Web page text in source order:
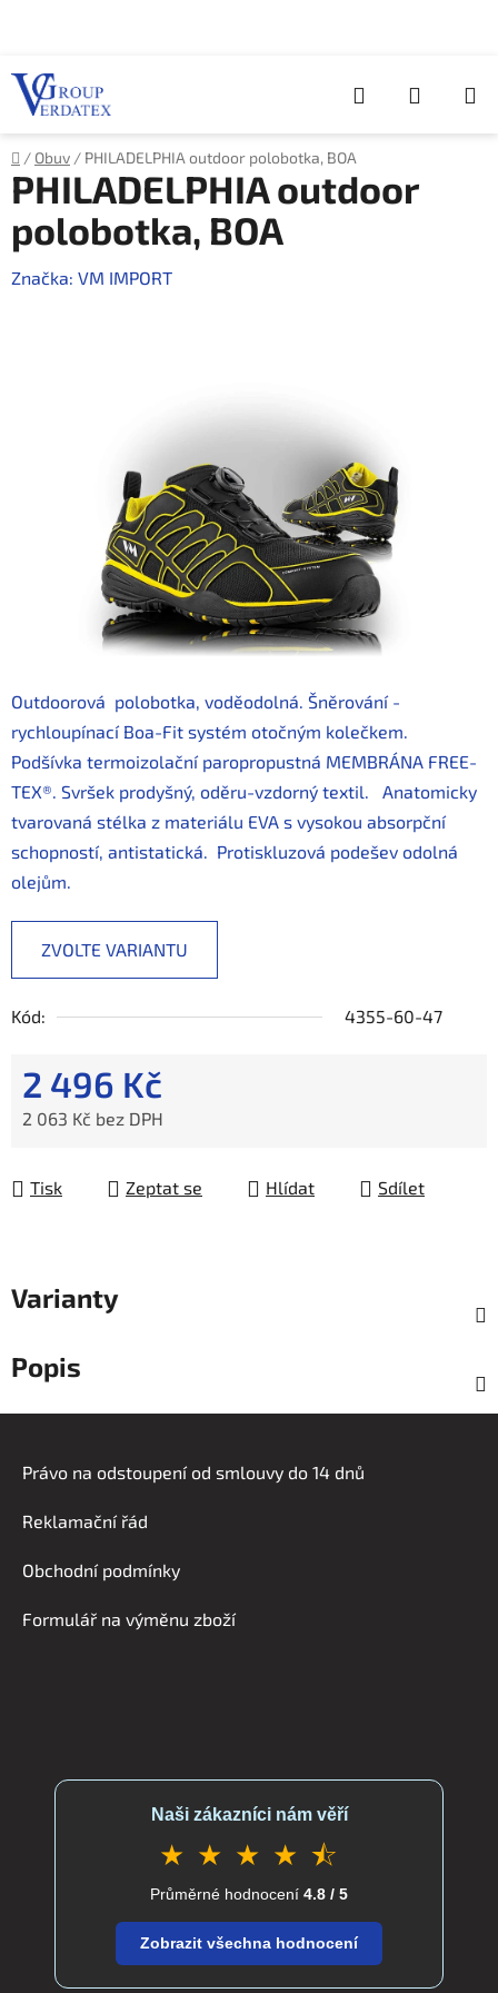
Hledat
KOŠÍK
Domů
/ Obuv / PHILADELPHIA outdoor polobotka, BOA
Outdoorová polobotka, voděodolná. Šněrování -
rychloupínací Boa-Fit systém otočným kolečkem.
Podšívka termoizolační paropropustná MEMBRÁNA FREE-
TEX®. Svršek prodyšný, oděru-vzdorný textil. Anatomicky
tvarovaná stélka z materiálu EVA s vysokou absorpční
schopností, antistatická. Protiskluzová podešev odolná
olejům.
ZVOLTE VARIANTU
Kód: 4355-60-47
2 496 Kč
2 063 Kč bez DPH
Tisk
Zeptat se Hlídat Sdílet
PHILADELPHIA outdoor
polobotka, BOA
Značka: VM IMPORT
Varianty
Popis
Právo na odstoupení od smlouvy do 14 dnů
Reklamační řád
Obchodní podmínky
Formulář na výměnu zboží
Naši zákazníci nám věří
★ ★ ★ ★ ⯪
Průměrné hodnocení 4.8 / 5
Zobrazit všechna hodnocení